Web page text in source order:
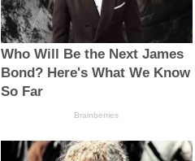
Who Will Be the Next James
Bond? Here's What We Know
So Far
Brainberries